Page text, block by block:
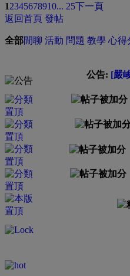
12345678910... 25下一頁
返回首頁 發帖
全部閒聊 活動 問題 教學 心得
公告: [嚴